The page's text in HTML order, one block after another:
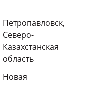
Петропавловск,
Северо-
Казахстанская
область
Новая